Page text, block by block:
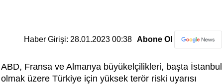
Haber Girişi: 28.01.2023 00:38 Abone Ol
ABD, Fransa ve Almanya büyükelçilikleri, başta İstanbul
olmak üzere Türkiye için yüksek terör riski uyarısı